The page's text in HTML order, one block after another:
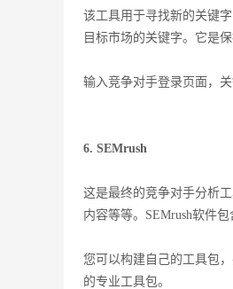
该工具用于寻找新的关键
目标市场的关键字。它是
输入竞争对手登录页面，
6. SEMrush
这是最终的竞争对手分析
内容等等。SEMrush软件
您可以构建自己的工具包
的专业工具包。